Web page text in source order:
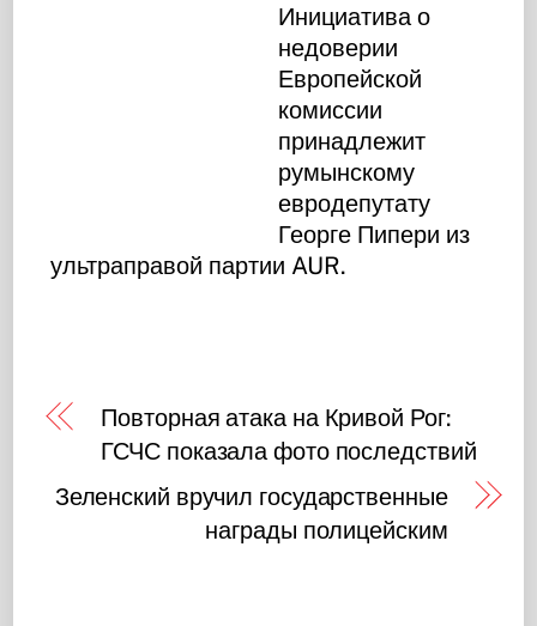
Инициатива о
недоверии
Европейской
комиссии
принадлежит
румынскому
евродепутату
Георге Пипери из
ультраправой партии AUR.
Повторная атака на Кривой Рог:
ГСЧС показала фото последствий
Зеленский вручил государственные
награды полицейским